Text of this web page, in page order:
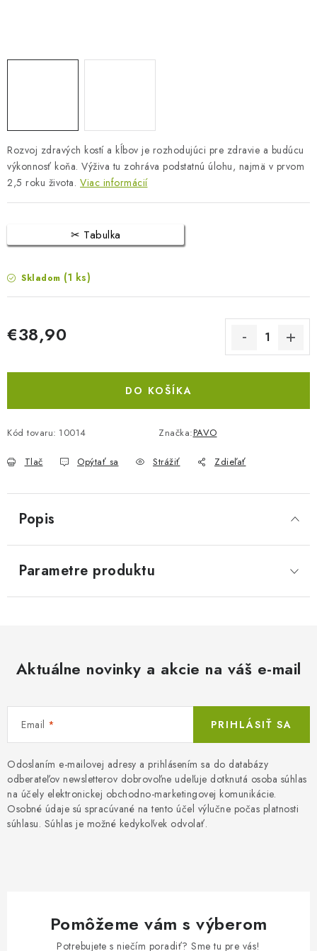
Obchodné podmienky
Dodacie podmienky
Podmienky ochrany osobných údajov
Napíšte nám
Rozvoj zdravých kostí a kĺbov je rozhodujúci pre zdravie a budúcu
výkonnosť koňa. Výživa tu zohráva podstatnú úlohu, najmä v prvom
2,5 roku života. Viac informácií
Tabulka
Skladom (1 ks)
€38,90
DO KOŠÍKA
Kód tovaru: 10014 Značka:PAVO
Tlač Opýtať sa Strážiť Zdieľať
Popis
Parametre produktu
Aktuálne novinky a akcie na váš e-mail
Email
Odoslaním e-mailovej adresy a prihlásením sa do databázy
odberateľov newsletterov dobrovoľne udeľuje dotknutá osoba súhlas
na účely elektronickej obchodno-marketingovej komunikácie.
Osobné údaje sú spracúvané na tento účel výlučne počas platnosti
súhlasu. Súhlas je možné kedykoľvek odvolať.
PRIHLÁSIŤ SA
Pomôžeme vám s výberom
Potrebujete s niečím poradiť? Sme tu pre vás!